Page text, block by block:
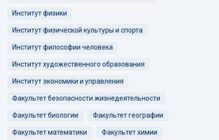
Институт физики
Институт физической культуры и спорта
Институт философии человека
Институт художественного образования
Институт экономики и управления
Факультет безопасности жизнедеятельности
Факультет биологии Факультет географии
Факультет математики Факультет химии